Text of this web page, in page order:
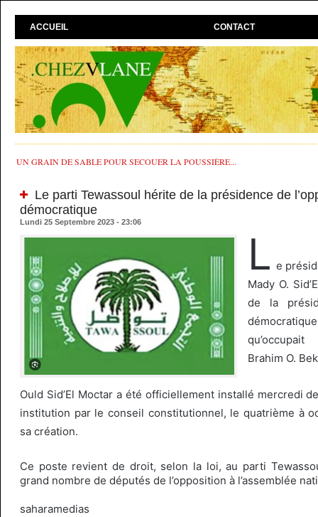
ACCUEIL CONTACT
UN GRAIN DE SABLE POUR SECOUER LA POUSSIÈRE...
Le parti Tewassoul hérite de la présidence de
démocratique
Lundi 25 Septembre 2023 - 23:06
L e
Mady O.
de la
Brahim O.
Ould Sid’El Moctar a été officiellement installé mercredi
institution par le conseil constitutionnel, le quatrième à
sa création.
Ce poste revient de droit, selon la loi, au parti
grand nombre de députés de l’opposition à l’assemblée
saharamedias